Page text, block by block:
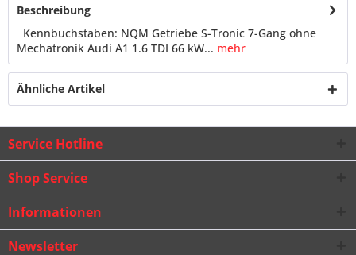
Beschreibung
Kennbuchstaben: NQM Getriebe S-Tronic 7-Gang ohne
Mechatronik Audi A1 1.6 TDI 66 kW... mehr
Ähnliche Artikel
Service Hotline
Shop Service
Informationen
Newsletter